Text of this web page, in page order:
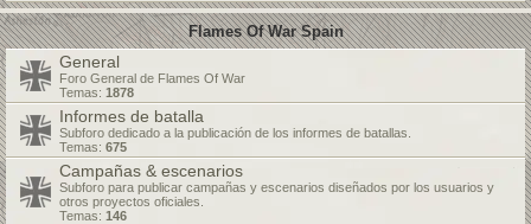
Flames Of War Spain
General
Foro General de Flames Of War
Temas: 1878
Informes de batalla
Subforo dedicado a la publicación de los informes de batallas.
Temas: 675
Campañas & escenarios
Subforo para publicar campañas y escenarios diseñados por los usuarios y
otros proyectos oficiales.
Temas: 146